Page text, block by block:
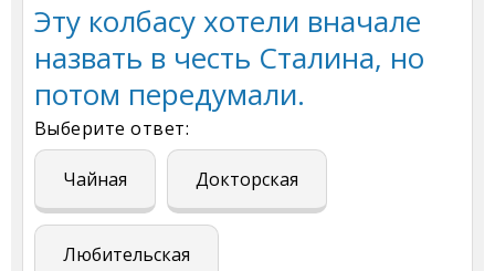
Эту колбасу хотели вначале
назвать в честь Сталина, но
потом передумали.
Выберите ответ:
Чайная Докторская
Любительская